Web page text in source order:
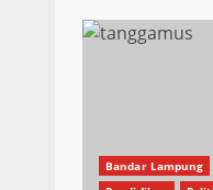
Bandar Lampung